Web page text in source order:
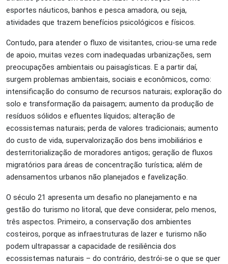
esportes náuticos, banhos e pesca amadora, ou seja,
atividades que trazem benefícios psicológicos e físicos.
Contudo, para atender o fluxo de visitantes, criou-se uma rede
de apoio, muitas vezes com inadequadas urbanizações, sem
preocupações ambientais ou paisagísticas. E a partir daí,
surgem problemas ambientais, sociais e econômicos, como:
intensificação do consumo de recursos naturais; exploração do
solo e transformação da paisagem; aumento da produção de
resíduos sólidos e efluentes líquidos; alteração de
ecossistemas naturais; perda de valores tradicionais; aumento
do custo de vida, supervalorização dos bens imobiliários e
desterritorialização de moradores antigos; geração de fluxos
migratórios para áreas de concentração turística; além de
adensamentos urbanos não planejados e favelização.
O século 21 apresenta um desafio no planejamento e na
gestão do turismo no litoral, que deve considerar, pelo menos,
três aspectos. Primeiro, a conservação dos ambientes
costeiros, porque as infraestruturas de lazer e turismo não
podem ultrapassar a capacidade de resiliência dos
ecossistemas naturais – do contrário, destrói-se o que se quer